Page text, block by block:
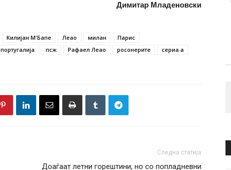
Димитар Младеновски
Килијан М'Бапе Леао милан
Парис
португалија псж Рафаел Леао росонерите
сериа а
Следна статија
Доаѓаат летни горештини, но со попладневни